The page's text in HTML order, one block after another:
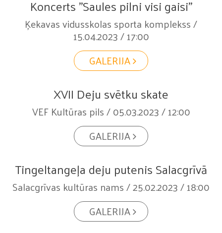
Koncerts "Saules pilni visi gaisi"
Ķekavas vidusskolas sporta komplekss /
15.04.2023 / 17:00
GALERIJA
XVII Deju svētku skate
VEF Kultūras pils / 05.03.2023 / 12:00
GALERIJA
Tingeltangeļa deju putenis Salacgrīvā
Salacgrīvas kultūras nams / 25.02.2023 / 18:00
GALERIJA